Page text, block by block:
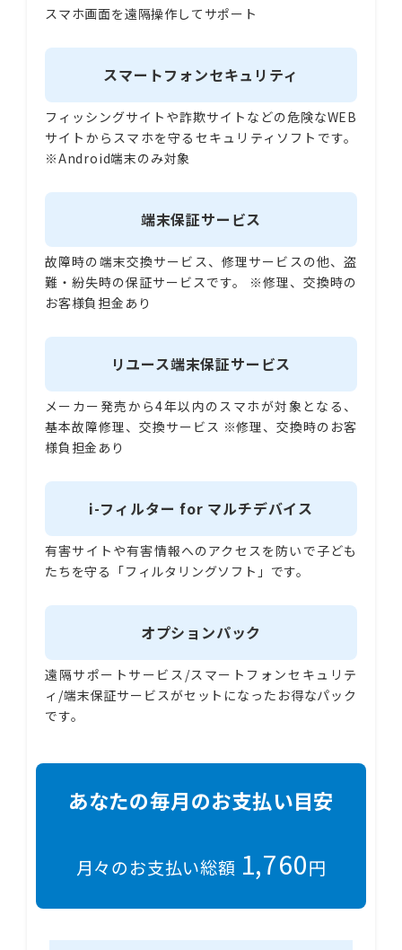
スマホ画面を遠隔操作してサポート
スマートフォンセキュリティ
フィッシングサイトや詐欺サイトなどの危険なWEB
サイトからスマホを守るセキュリティソフトです。
※Android端末のみ対象
端末保証サービス
故障時の端末交換サービス、修理サービスの他、盗
難・紛失時の保証サービスです。 ※修理、交換時の
お客様負担金あり
リユース端末保証サービス
メーカー発売から4年以内のスマホが対象となる、
基本故障修理、交換サービス ※修理、交換時のお客
様負担金あり
i-フィルター for マルチデバイス
有害サイトや有害情報へのアクセスを防いで子ども
たちを守る「フィルタリングソフト」です。
オプションパック
遠隔サポートサービス/スマートフォンセキュリテ
ィ/端末保証サービスがセットになったお得なパック
です。
あなたの毎月のお支払い目安
月々のお支払い総額 1,760円